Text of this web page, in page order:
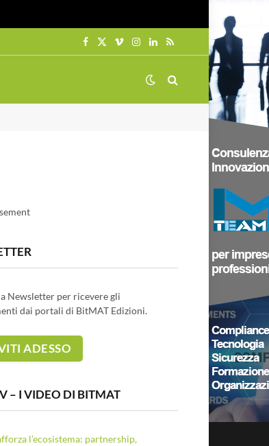
Facebook
X
VimeoInstagram
LinkedIn
RSS
Newsletter per ricevere gli
dai portali di BitMAT Edizioni.
– I VIDEO DI BITMAT
l’ecosistema: partnership,